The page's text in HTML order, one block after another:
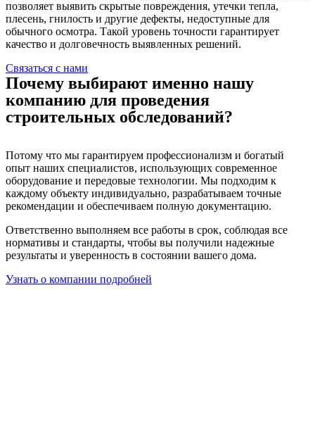
позволяет выявить скрытые повреждения, утечки тепла,
плесень, гнилость и другие дефекты, недоступные для
обычного осмотра. Такой уровень точности гарантирует
качество и долговечность выявленных решений.
Связаться с нами
Почему выбирают именно нашу
компанию для проведения
строительных обследований?
Потому что мы гарантируем профессионализм и богатый
опыт наших специалистов, использующих современное
оборудование и передовые технологии. Мы подходим к
каждому объекту индивидуально, разрабатываем точные
рекомендации и обеспечиваем полную документацию.
Ответственно выполняем все работы в срок, соблюдая все
нормативы и стандарты, чтобы вы получили надежные
результаты и уверенность в состоянии вашего дома.
Узнать о компании подробней